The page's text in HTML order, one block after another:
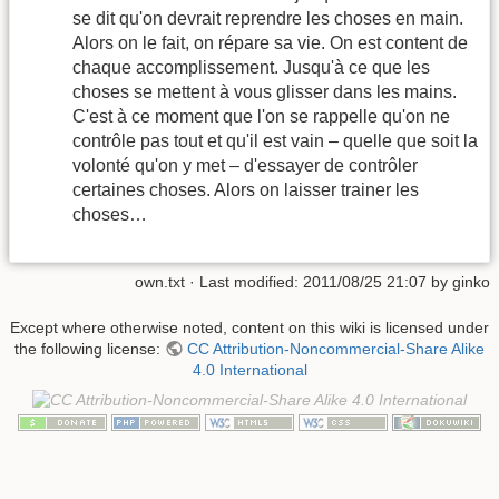
se dit qu'on devrait reprendre les choses en main.
Alors on le fait, on répare sa vie. On est content de
chaque accomplissement. Jusqu'à ce que les
choses se mettent à vous glisser dans les mains.
C'est à ce moment que l'on se rappelle qu'on ne
contrôle pas tout et qu'il est vain – quelle que soit la
volonté qu'on y met – d'essayer de contrôler
certaines choses. Alors on laisser trainer les
choses…
own.txt · Last modified: 2011/08/25 21:07 by ginko
Except where otherwise noted, content on this wiki is licensed under
the following license:
CC Attribution-Noncommercial-Share Alike
4.0 International